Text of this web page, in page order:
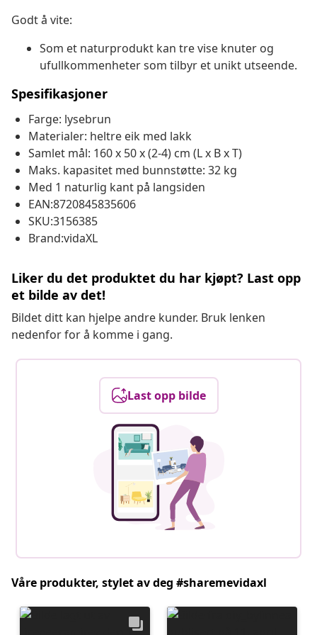
Godt å vite:
Som et naturprodukt kan tre vise knuter og
ufullkommenheter som tilbyr et unikt utseende.
Spesifikasjoner
Farge: lysebrun
Materialer: heltre eik med lakk
Samlet mål: 160 x 50 x (2-4) cm (L x B x T)
Maks. kapasitet med bunnstøtte: 32 kg
Med 1 naturlig kant på langsiden
EAN:8720845835606
SKU:3156385
Brand:vidaXL
Liker du det produktet du har kjøpt? Last opp
et bilde av det!
Bildet ditt kan hjelpe andre kunder. Bruk lenken
nedenfor for å komme i gang.
Last opp bilde
Våre produkter, stylet av deg #sharemevidaxl